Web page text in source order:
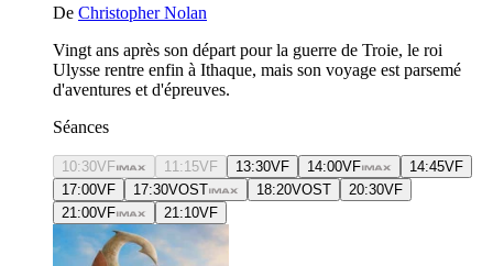
De Christopher Nolan
Vingt ans après son départ pour la guerre de Troie, le roi
Ulysse rentre enfin à Ithaque, mais son voyage est parsemé
d'aventures et d'épreuves.
Séances
10:30VF 11:15VF 13:30VF 14:00VF 14:45VF
17:00VF 17:30VOST 18:20VOST 20:30VF
21:00VF 21:10VF